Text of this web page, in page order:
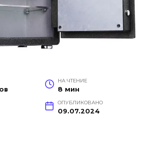
НА ЧТЕНИЕ
8 мин
ОПУБЛИКОВАНО
09.07.2024